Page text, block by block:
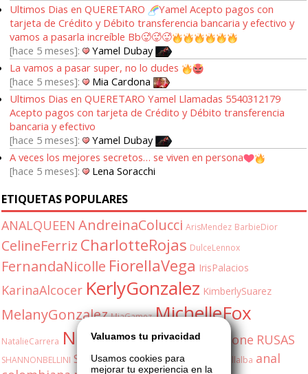
Ultimos Dias en QUERETARO
Yamel Acepto pagos con
tarjeta de Crédito y Débito transferencia bancaria y efectivo y
vamos a pasarla increíble Bb🥵🥵🥵
hace 5 meses
Yamel Dubay
La vamos a pasar super, no lo dudes
hace 5 meses
Mia Cardona
Ultimos Dias en QUERETARO Yamel Llamadas 5540312179
Acepto pagos con tarjeta de Crédito y Débito transferencia
bancaria y efectivo
hace 5 meses
Yamel Dubay
A veces los mejores secretos… se viven en persona
hace 5 meses
Lena Soracchi
ETIQUETAS POPULARES
ANALQUEEN AndreinaColucci ArisMendez BarbieDior
CelineFerriz CharlotteRojas DulceLennox
FernandaNicolle FiorellaVega IrisPalacios
KarinaAlcocer KerlyGonzalez KimberlySuarez
MelanyGonzalez MiaGamez MichelleFox
NatalieCarrera NatashaDuranOliviaStone RUSAS
SHANNONBELLINI SabrinaFox ShannonBellini ValeriaVillalba anal
Valuamos tu privacidad
Usamos cookies para
mejorar tu experiencia en la